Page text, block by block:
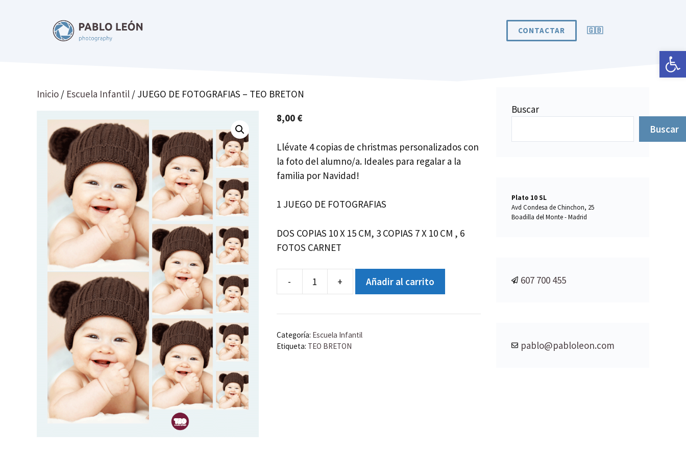
Abrir
CONTACTAR 🇬🇧
Inicio / Escuela Infantil / JUEGO DE FOTOGRAFIAS – TEO BRETON
8,00 €
Llévate 4 copias de christmas personalizados con
la foto del alumno/a. Ideales para regalar a la
familia por Navidad!
1 JUEGO DE FOTOGRAFIAS
DOS COPIAS 10 X 15 CM, 3 COPIAS 7 X 10 CM , 6
FOTOS CARNET
-
FOTOGRAFIAS
-
TEO
+ Añadir al carrito
Categoría: Escuela Infantil
Etiqueta: TEO BRETON
Buscar
Buscar
Plato 10 SL
Avd Condesa de Chinchon, 25
Boadilla del Monte - Madrid
607 700 455
pablo@pabloleon.com